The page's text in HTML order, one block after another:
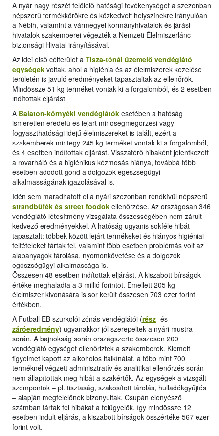
A nyár nagy részét felölelő hatósági tevékenységet a szezonban
népszerű termékkörökre és közkedvelt helyszínekre irányulóan
a Nébih, valamint a vármegyei kormányhivatalok és járási
hivatalok szakemberei végezték a Nemzeti Élelmiszerlánc-
biztonsági Hivatal irányításával.
Az idei első célterület a Tisza-tónál üzemelő vendéglátó
egységek voltak, ahol a higiénia és az élelmiszerek kezelése
területén is javuló eredményeket tapasztaltak az ellenőrök.
Mindössze 51 kg terméket vontak ki a forgalomból, és 2 esetben
indítottak eljárást.
A Balaton-környéki vendéglátók esetében a hatóság
ismeretlen eredetű és lejárt minőségmegőrzési vagy
fogyaszthatósági idejű élelmiszereket is talált, ezért a
szakemberek mintegy 245 kg terméket vontak ki a forgalomból,
és 4 esetben indítottak eljárást. Visszatérő hibaként jelentkezett
a rovarháló és a higiénikus kézmosás hiánya, továbbá több
esetben adódott gond a dolgozók egészségügyi
alkalmasságának igazolásával is.
Idén sem maradhatott el a nyári szezonban rendkívül népszerű
strandbüfék és street foodok ellenőrzése. Az országosan 346
vendéglátó létesítmény vizsgálata összességében nem zárult
kedvező eredményekkel. A hatóság ugyanis sokféle hibát
tapasztalt: többek között lejárt termékeket és hiányos higiéniai
feltételeket tártak fel, valamint több esetben problémás volt az
alapanyagok tárolása, nyomonkövetése és a dolgozók
egészségügyi alkalmassága is.
Összesen 48 esetben indítottak eljárást. A kiszabott bírságok
értéke meghaladta a 3 millió forintot. Emellett 205 kg
élelmiszer kivonására is sor került összesen 703 ezer forint
értékben.
A Futball EB szurkolói zónás vendéglátói (rész- és
záróeredmény) ugyanakkor jól szerepeltek a nyári mustra
során. A bajnokság során országszerte összesen 200
vendéglátó egységet ellenőriztek a szakemberek. Kiemelt
figyelmet kapott az alkoholos italkínálat, a több mint 700
terméknél végzett adminisztratív és analitikai ellenőrzés során
nem állapítottak meg hibát a szakértők. Az egységek a vizsgált
szempontok ‒ pl. tisztaság, szakosított tárolás, hulladékgyűjtés
‒ alapján megfelelőnek bizonyultak. Csupán elenyésző
számban tártak fel hibákat a felügyelők, így mindössze 12
esetben indult eljárás, a kiszabott bírságok összértéke 567 ezer
forint volt.